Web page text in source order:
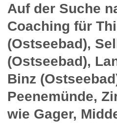
Auf der Suche
Coaching für
(Ostseebad),
(Ostseebad),
Binz
Peenemünde,
wie Gager,